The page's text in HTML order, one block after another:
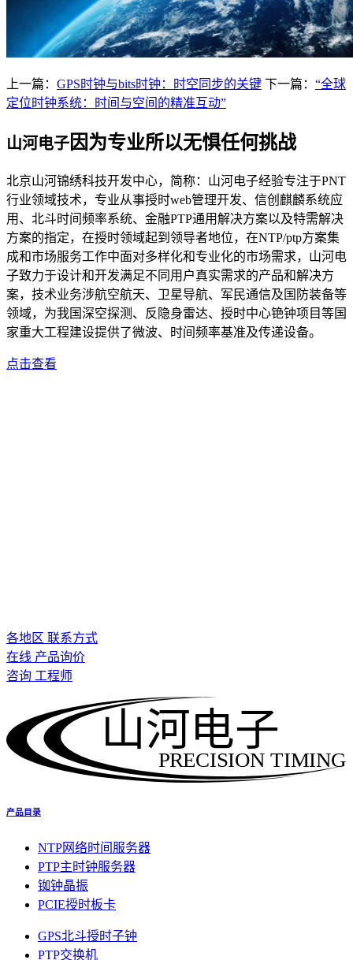
上一篇： GPS时钟与bits时钟：时空同步的关键 下一篇： “全球
定位时钟系统：时间与空间的精准互动”
山河电子因为专业所以无惧任何挑战
北京山河锦绣科技开发中心，简称：山河电子经验专注于PNT
行业领域技术，专业从事授时web管理开发、信创麒麟系统应
用、北斗时间频率系统、金融PTP通用解决方案以及特需解决
方案的指定，在授时领域起到领导者地位，在NTP/ptp方案集
成和市场服务工作中面对多样化和专业化的市场需求，山河电
子致力于设计和开发满足不同用户真实需求的产品和解决方
案，技术业务涉航空航天、卫星导航、军民通信及国防装备等
领域，为我国深空探测、反隐身雷达、授时中心铯钟项目等国
家重大工程建设提供了微波、时间频率基准及传递设备。
点击查看
各地区 联系方式
在线 产品询价
咨询 工程师
PRECISION TIMING
山河电子
产品目录
NTP网络时间服务器
PTP主时钟服务器
铷钟晶振
PCIE授时板卡
GPS北斗授时子钟
PTP交换机